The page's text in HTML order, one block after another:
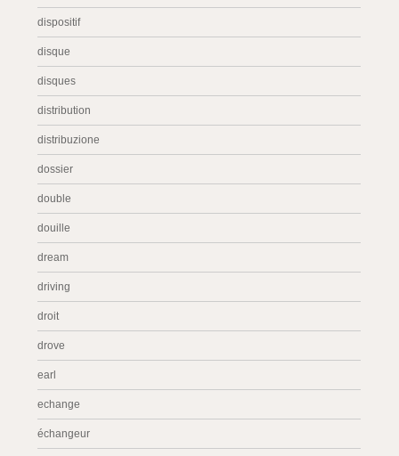
dispositif
disque
disques
distribution
distribuzione
dossier
double
douille
dream
driving
droit
drove
earl
echange
échangeur